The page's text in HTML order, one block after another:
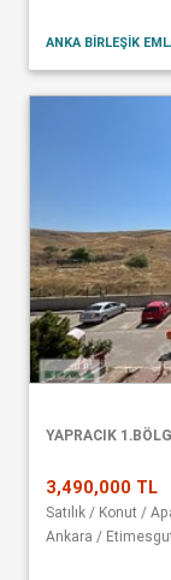
ANKA BİRLEŞİK
YAPRACIK
3,490,000 TL
Satılık / Konut /
Ankara /